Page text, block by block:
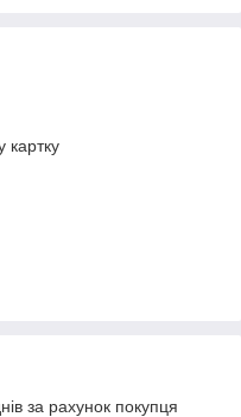
картку
за рахунок покупця